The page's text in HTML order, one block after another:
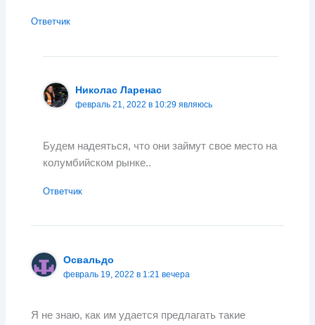
Ответчик
Николас Ларенас
февраль 21, 2022 в 10:29 являюсь
Будем надеяться, что они займут свое место на
колумбийском рынке..
Ответчик
Освальдо
февраль 19, 2022 в 1:21 вечера
Я не знаю, как им удается предлагать такие